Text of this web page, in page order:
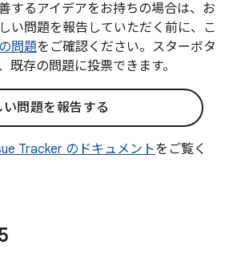
するアイデアをお持ちの場合は、お
い問題を報告していただく前に、こ
問題をご確認ください。スターボタ
既存の問題に投票できます。
い問題を報告する
Tracker のドキュメントをご覧く